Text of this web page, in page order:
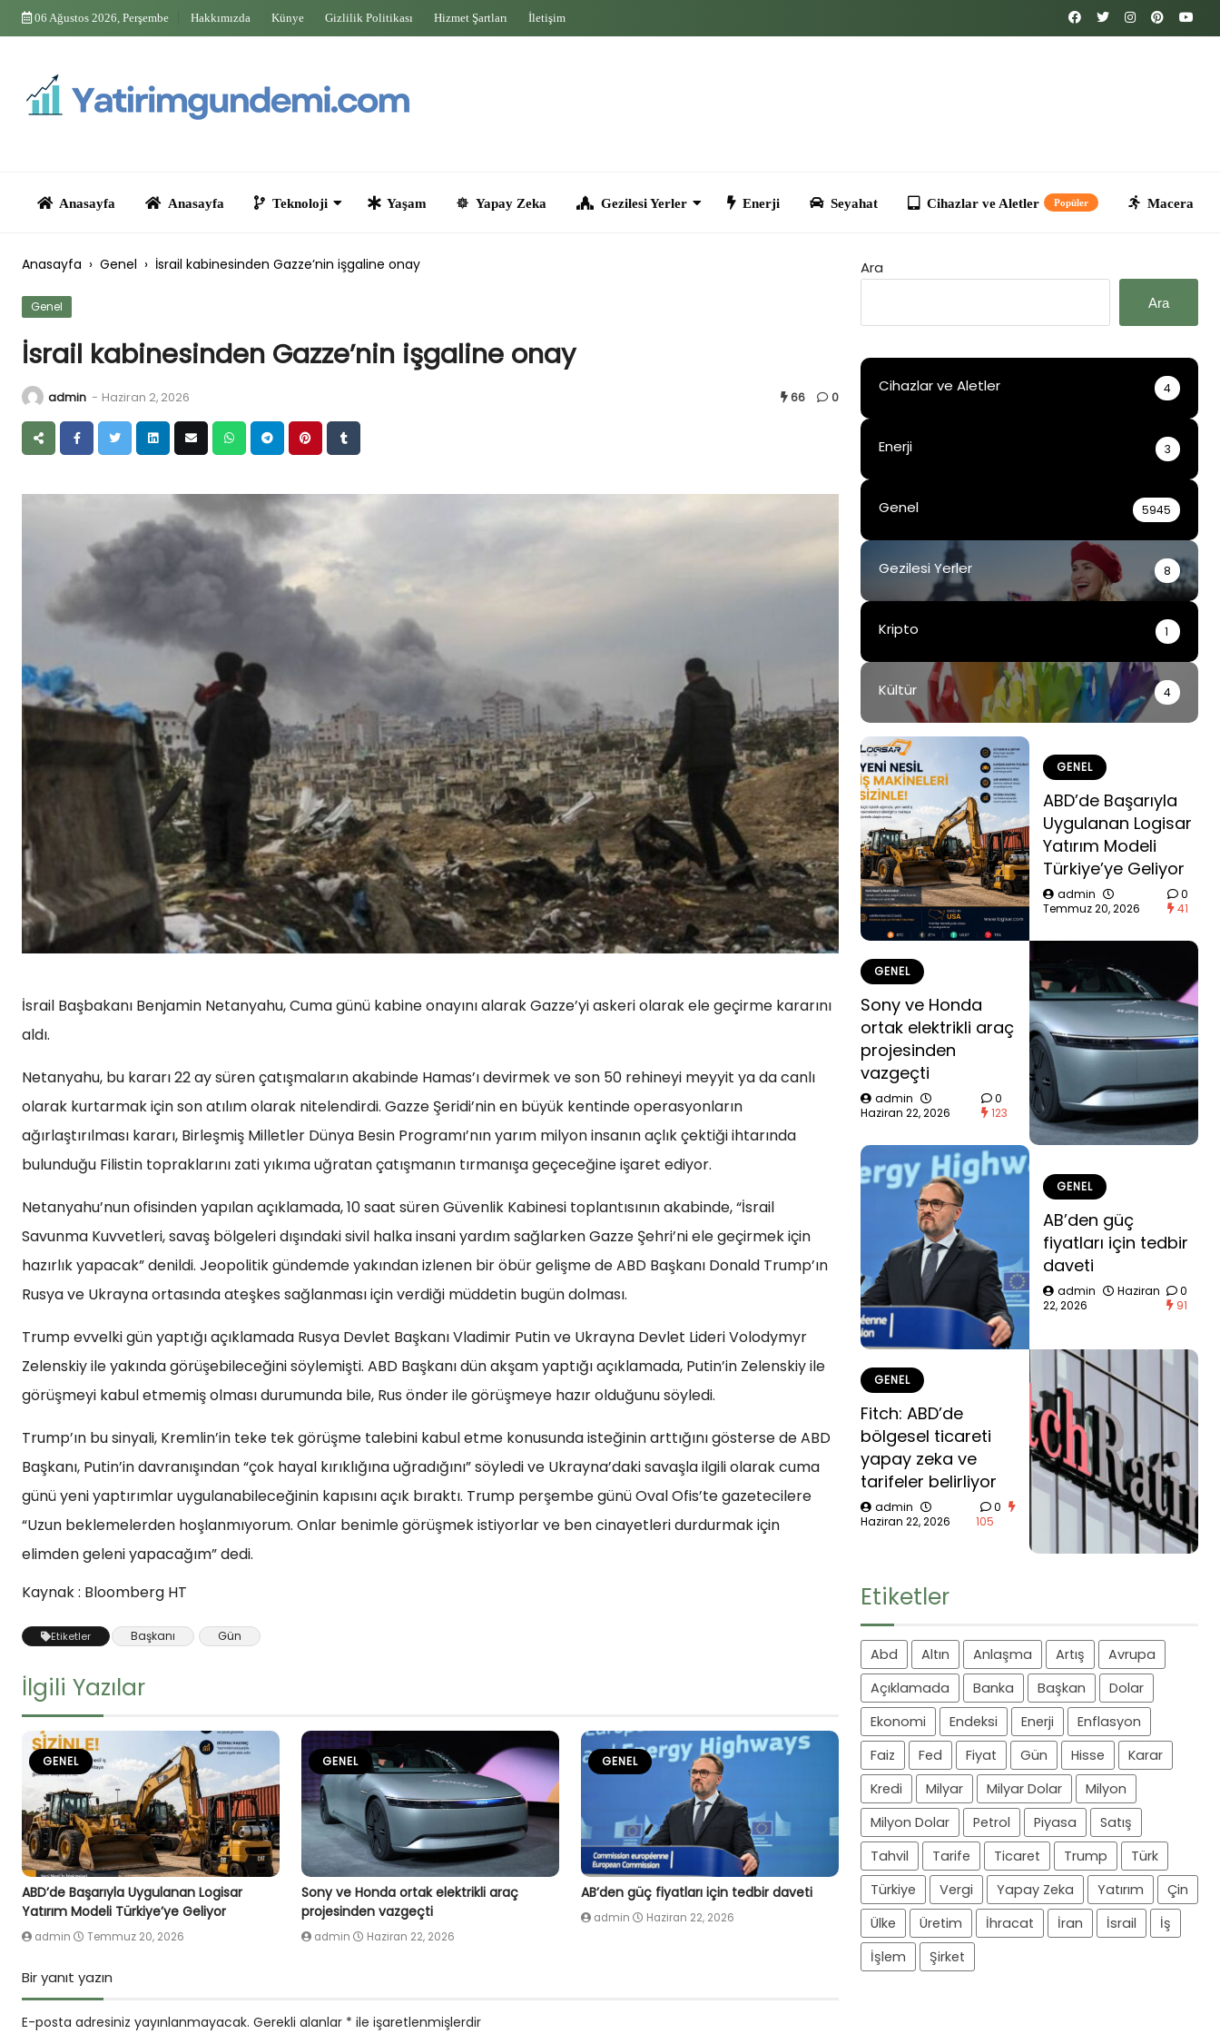
Skip
06 Ağustos 2026, Perşembe Hakkımızda Künye Gizlilik Politikası Hizmet Şartları İletişim
Anasayfa › Genel › İsrail kabinesinden Gazze’nin işgaline onay
Genel
İsrail kabinesinden Gazze’nin işgaline onay
admin - Haziran 2, 2026 66 0
İsrail Başbakanı Benjamin Netanyahu, Cuma günü kabine onayını alarak Gazze’yi askeri olarak ele geçirme kararını
aldı.
Netanyahu, bu kararı 22 ay süren çatışmaların akabinde Hamas’ı devirmek ve son 50 rehineyi meyyit ya da canlı
olarak kurtarmak için son atılım olarak nitelendirdi. Gazze Şeridi’nin en büyük kentinde operasyonların
ağırlaştırılması kararı, Birleşmiş Milletler Dünya Besin Programı’nın yarım milyon insanın açlık çektiği ihtarında
bulunduğu Filistin topraklarını zati yıkıma uğratan çatışmanın tırmanışa geçeceğine işaret ediyor.
Netanyahu’nun ofisinden yapılan açıklamada, 10 saat süren Güvenlik Kabinesi toplantısının akabinde, “İsrail
Savunma Kuvvetleri, savaş bölgeleri dışındaki sivil halka insani yardım sağlarken Gazze Şehri’ni ele geçirmek için
hazırlık yapacak” denildi. Jeopolitik gündemde yakından izlenen bir öbür gelişme de ABD Başkanı Donald Trump’ın
Rusya ve Ukrayna ortasında ateşkes sağlanması için verdiği müddetin bugün dolması.
Trump evvelki gün yaptığı açıklamada Rusya Devlet Başkanı Vladimir Putin ve Ukrayna Devlet Lideri Volodymyr
Zelenskiy ile yakında görüşebileceğini söylemişti. ABD Başkanı dün akşam yaptığı açıklamada, Putin’in Zelenskiy ile
görüşmeyi kabul etmemiş olması durumunda bile, Rus önder ile görüşmeye hazır olduğunu söyledi.
Trump’ın bu sinyali, Kremlin’in teke tek görüşme talebini kabul etme konusunda isteğinin arttığını gösterse de ABD
Başkanı, Putin’in davranışından “çok hayal kırıklığına uğradığını” söyledi ve Ukrayna’daki savaşla ilgili olarak cuma
günü yeni yaptırımlar uygulanabileceğinin kapısını açık bıraktı. Trump perşembe günü Oval Ofis’te gazetecilere
“Uzun beklemelerden hoşlanmıyorum. Onlar benimle görüşmek istiyorlar ve ben cinayetleri durdurmak için
elimden geleni yapacağım” dedi.
Kaynak : Bloomberg HT
Etiketler Başkanı Gün
İlgili Yazılar
GENEL
ABD’de Başarıyla Uygulanan Logisar
Yatırım Modeli Türkiye’ye Geliyor
admin Temmuz 20, 2026
GENEL
Sony ve Honda ortak elektrikli araç
projesinden vazgeçti
admin Haziran 22, 2026
GENEL
AB’den güç fiyatları için tedbir daveti
admin Haziran 22, 2026
Bir yanıt yazın
E-posta adresiniz yayınlanmayacak. Gerekli alanlar * ile işaretlenmişlerdir
Ara
Ara
Cihazlar ve Aletler 4
Enerji 3
Genel 5945
Gezilesi Yerler 8
Kripto 1
Kültür 4
GENEL
ABD’de Başarıyla
Uygulanan Logisar
Yatırım Modeli
Türkiye’ye Geliyor
admin
Temmuz 20, 2026
0
41
GENEL
Sony ve Honda
ortak elektrikli araç
projesinden
vazgeçti
admin
Haziran 22, 2026
0
123
GENEL
AB’den güç
fiyatları için tedbir
daveti
admin
Haziran
22, 2026
0
91
GENEL
Fitch: ABD’de
bölgesel ticareti
yapay zeka ve
tarifeler belirliyor
admin
Haziran 22, 2026
0
105
Etiketler
Abd Altın Anlaşma Artış
Avrupa
Açıklamada
Banka Başkan
Dolar
Ekonomi
Endeksi Enerji
Enflasyon
Faiz
Fed Fiyat Gün Hisse
Karar
Kredi
Milyar Milyar Dolar
Milyon
Milyon Dolar
Petrol Piyasa
Satış
Tahvil
Tarife Ticaret Trump
Türk
Türkiye
Vergi Yapay Zeka Yatırım
Çin
Ülke
Üretim İhracat İran İsrail
İş
İşlem
Şirket